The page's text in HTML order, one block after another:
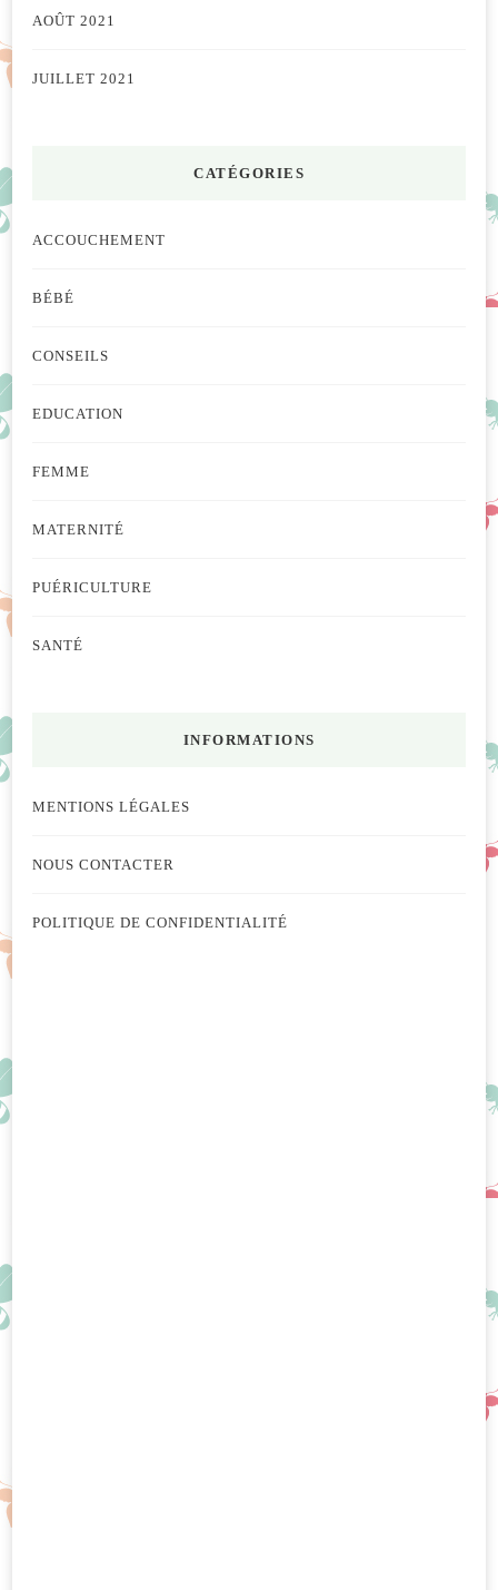
AOÛT 2021
JUILLET 2021
CATÉGORIES
ACCOUCHEMENT
BÉBÉ
CONSEILS
EDUCATION
FEMME
MATERNITÉ
PUÉRICULTURE
SANTÉ
INFORMATIONS
MENTIONS LÉGALES
NOUS CONTACTER
POLITIQUE DE CONFIDENTIALITÉ